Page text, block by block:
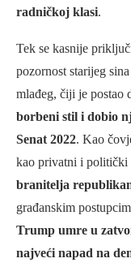
radničkoj klasi.
Tek se kasnije
pozornost starijeg
mlađeg, čiji je postao
borbeni stil i dobio
Senat 2022. Kao
kao privatni i politički
branitelja
građanskim
Trump umre u
najveći napad na